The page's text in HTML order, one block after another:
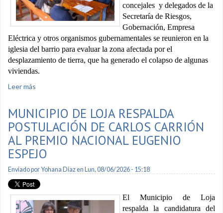
concejales y delegados de la
Secretaría de Riesgos,
Gobernación, Empresa
Eléctrica y otros organismos gubernamentales se reunieron en la
iglesia del barrio para evaluar la zona afectada por el
desplazamiento de tierra, que ha generado el colapso de algunas
viviendas.
Leer más
MUNICIPIO DE LOJA RESPALDA
POSTULACIÓN DE CARLOS CARRIÓN
AL PREMIO NACIONAL EUGENIO
ESPEJO
Enviado porYohana Diazen Lun, 08/06/2026 - 15:18
El Municipio de Loja
respalda la candidatura del